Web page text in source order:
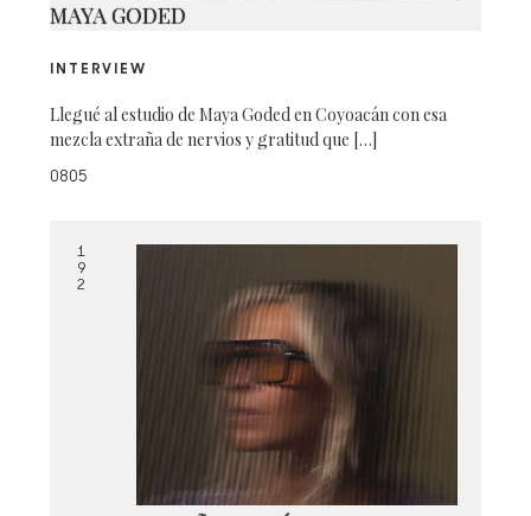
MAYA GODED
INTERVIEW
Llegué al estudio de Maya Goded en Coyoacán con esa
mezcla extraña de nervios y gratitud que […]
0805
1
9
2